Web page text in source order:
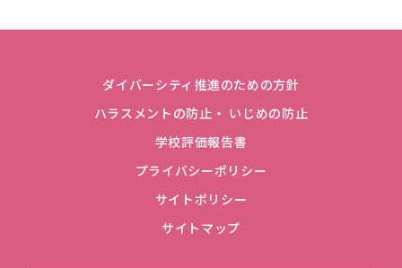
ダイバーシティ推進のための方針
ハラスメントの防止・ いじめの防止
学校評価報告書
プライバシーポリシー
サイトポリシー
サイトマップ